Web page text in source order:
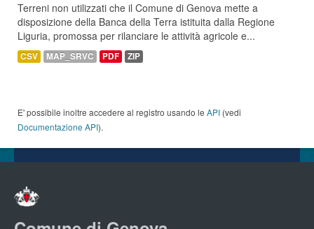
Terreni non utilizzati che il Comune di Genova mette a
disposizione della Banca della Terra istituita dalla Regione
Liguria, promossa per rilanciare le attività agricole e...
CSV MAP_SRVC PDF ZIP
E' possibile inoltre accedere al registro usando le API (vedi
Documentazione API).